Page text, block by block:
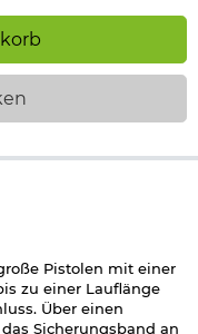
Pistolen mit einer
zu einer Lauflänge
Über einen
Sicherungsband an